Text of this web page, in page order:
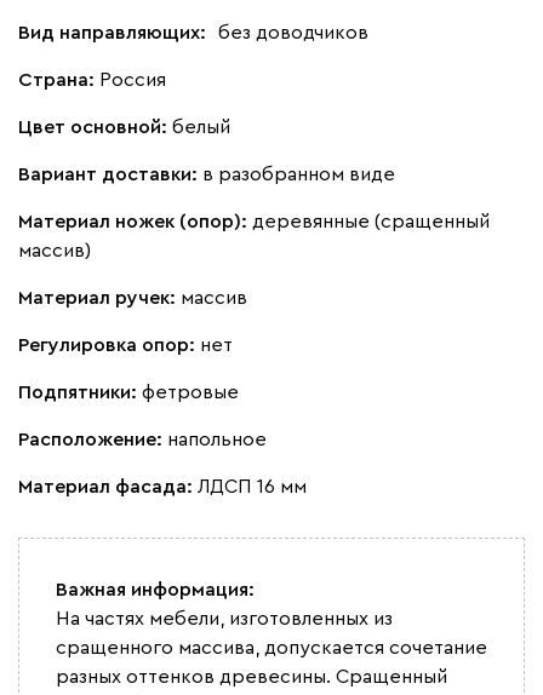
Вид направляющих: без доводчиков
Страна: Россия
Цвет основной: белый
Вариант доставки: в разобранном виде
Материал ножек (опор): деревянные (сращенный
массив)
Материал ручек: массив
Регулировка опор: нет
Подпятники: фетровые
Расположение: напольное
Материал фасада: ЛДСП 16 мм
Важная информация:
На частях мебели, изготовленных из
сращенного массива, допускается сочетание
разных оттенков древесины. Сращенный